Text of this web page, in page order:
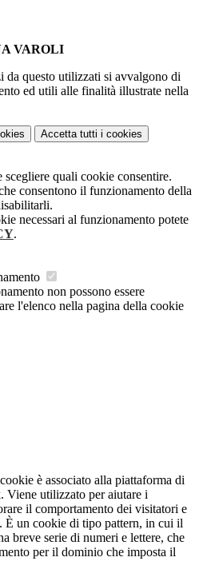
VAROLI
da questo utilizzati si avvalgono di
ed utili alle finalità illustrate nella
Accetta tutti i cookies
scegliere quali cookie consentire.
consentono il funzionamento della
necessari al funzionamento potete
.
non possono essere
l'elenco nella pagina della cookie
è associato alla piattaforma di
Viene utilizzato per aiutare i
il comportamento dei visitatori e
È un cookie di tipo pattern, in cui il
breve serie di numeri e lettere, che
per il dominio che imposta il